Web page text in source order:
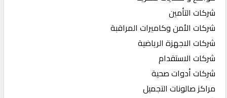
شركات التأمين
شركات الأمن وكاميرات المراقبة
شركات الاجهزة الرياضية
شركات الاستقدام
شركات أدوات صحية
مراكز صالونات التجميل